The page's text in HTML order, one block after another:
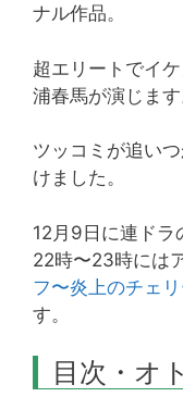
ナル作品。
超エリートでイ
浦春馬が演じます
ツッコミが追い
けました。
12月9日に連ドラ
22時〜23時には
フ〜炎上のチェ
す。
目次・オ